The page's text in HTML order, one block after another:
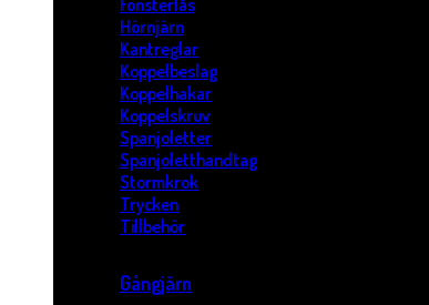
Fönsterlås
Hörnjärn
Kantreglar
Koppelbeslag
Koppelhakar
Koppelskruv
Spanjoletter
Spanjoletthandtag
Stormkrok
Trycken
Tillbehör
Gångjärn